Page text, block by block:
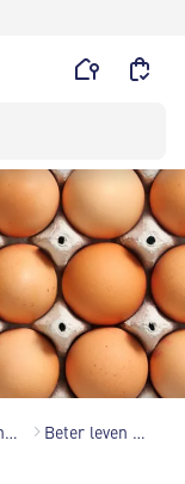
Dierenwelzijn Beter leven eieren